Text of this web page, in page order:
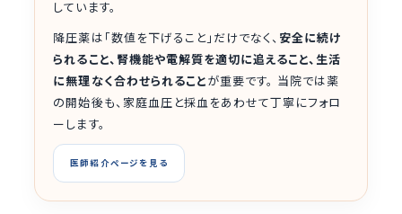
しています。
降圧薬は「数値を下げること」だけでなく、 安全に続け
られること、腎機能や電解質を適切に追えること、生活
に無理なく合わせられることが重要です。 当院では薬
の開始後も、家庭血圧と採血をあわせて丁寧にフォロ
ーします。
医師紹介ページを見る